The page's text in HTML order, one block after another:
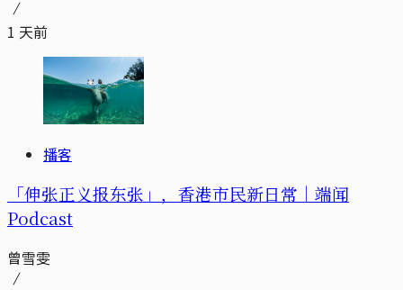
1 天前
播客
「伸张正义报东张」，香港市民新日常｜端闻
Podcast
曾雪雯